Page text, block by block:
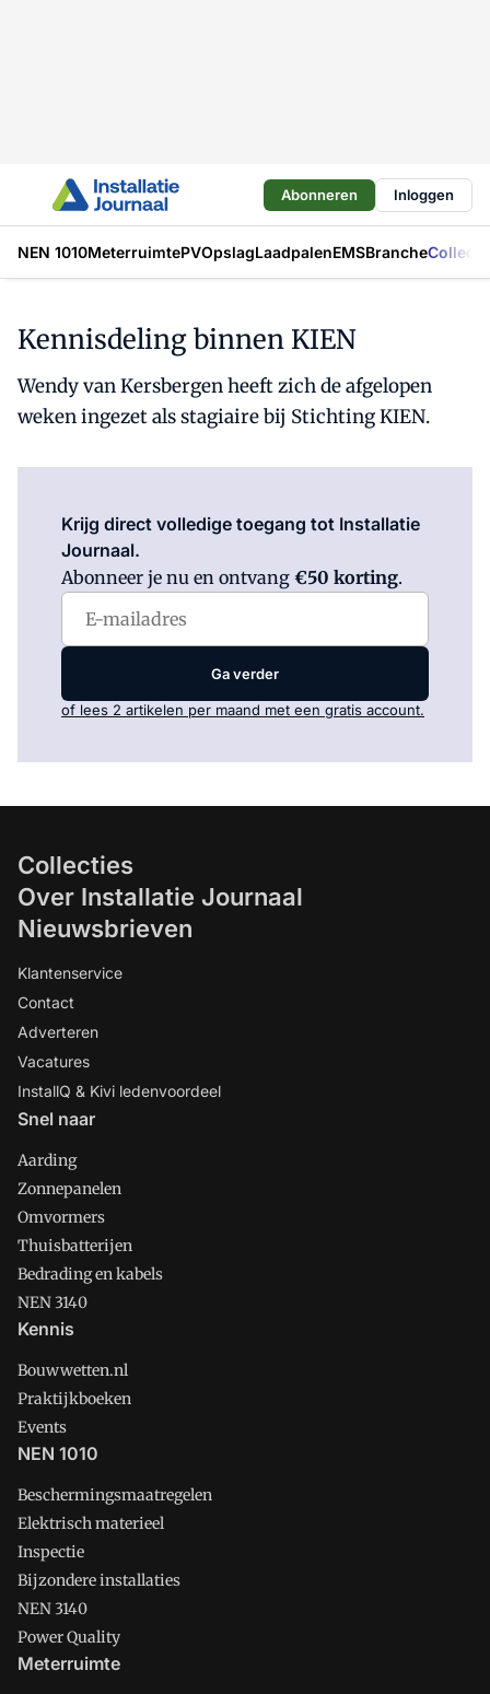
Abonneren Inloggen
NEN 1010MeterruimtePVOpslagLaadpalenEMSBranche
Kennisdeling binnen KIEN
Wendy van Kersbergen heeft zich de afgelopen
weken ingezet als stagiaire bij Stichting KIEN.
Krijg direct volledige toegang tot Installatie
Journaal.
Abonneer je nu en ontvang €50 korting.
Ga verder
of lees 2 artikelen per maand met een gratis account.
Collecties
Over Installatie Journaal
Nieuwsbrieven
Klantenservice
Contact
Adverteren
Vacatures
InstallQ & Kivi ledenvoordeel
Snel naar
Aarding
Zonnepanelen
Omvormers
Thuisbatterijen
Bedrading en kabels
NEN 3140
Kennis
Bouwwetten.nl
Praktijkboeken
Events
NEN 1010
Beschermingsmaatregelen
Elektrisch materieel
Inspectie
Bijzondere installaties
NEN 3140
Power Quality
Meterruimte